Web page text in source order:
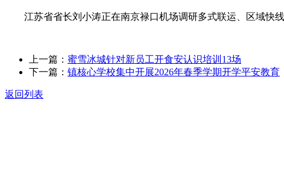
江苏省省长刘小涛正在南京禄口机场调研多式联运、区域快线
上一篇： 蜜雪冰城针对新员工开食安认识培训13场
下一篇： 镇核心学校集中开展2026年春季学期开学平安教育
返回列表